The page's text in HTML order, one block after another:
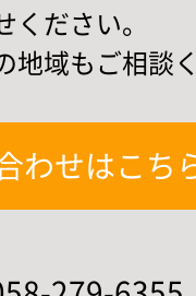
ください。
地域もご相談
わせはこち